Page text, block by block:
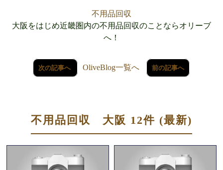
不用品回収
大阪をはじめ近畿圏内の不用品回収のことならオリーブ
へ！
次の記事へ OliveBlog一覧へ 前の記事へ
不用品回収 大阪 12件 (最新)